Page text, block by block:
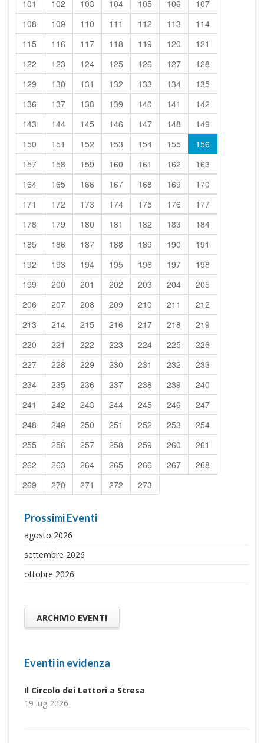
101 102 103 104 105 106
107
108
109 110 111 112 113
114
115
116 117 118 119 120
121
122
123 124 125 126 127
128
129
130 131 132 133 134
135
136
137 138 139 140 141
142
143
144 145 146 147 148
149
150
151 152 153 154 155
156
157
158 159 160 161 162
163
164
165 166 167 168 169
170
171
172 173 174 175 176
177
178
179 180 181 182 183
184
185
186 187 188 189 190
191
192
193 194 195 196 197
198
199
200 201 202 203 204
205
206
207 208 209 210 211
212
213
214 215 216 217 218
219
220
221 222 223 224 225
226
227
228 229 230 231 232
233
234
235 236 237 238 239
240
241
242 243 244 245 246
247
248
249 250 251 252 253
254
255
256 257 258 259 260
261
262
263 264 265 266 267
268
269
270 271 272 273
Prossimi Eventi
agosto 2026
settembre 2026
ottobre 2026
ARCHIVIO EVENTI
Eventi in evidenza
Il Circolo dei Lettori a Stresa
19 lug 2026